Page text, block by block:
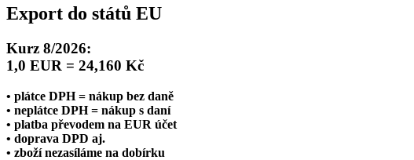
Export do států EU
Kurz 8/2026:
1,0 EUR = 24,160 Kč
• plátce DPH = nákup bez daně
• neplátce DPH = nákup s daní
• platba převodem na EUR účet
• doprava DPD aj.
• zboží nezasíláme na dobírku